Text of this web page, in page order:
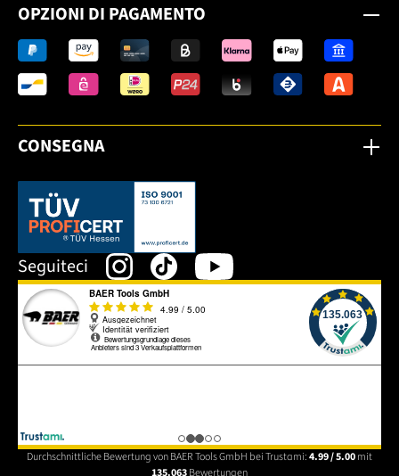
OPZIONI DI PAGAMENTO
CONSEGNA
Dieser Link öffnet sich in einem neuen Tab.
Seguiteci
Durchschnittliche Bewertung von BAER Tools GmbH bei Trustami:4.99 / 5.00mit
135.063Bewertungen